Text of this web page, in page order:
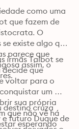
como uma
que fazem de
O
existe algo que
parece que
assim, o
irmãs Talbot se
que
voltar para o
um
sua própria
que não vê há
esperando
destino cruza
e futuro Duque de